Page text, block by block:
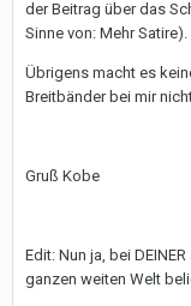
der Beitrag über das
Sinne von: Mehr Satire).
Übrigens macht es
Breitbänder bei mir
Gruß Kobe
Edit: Nun ja, bei
ganzen weiten Welt